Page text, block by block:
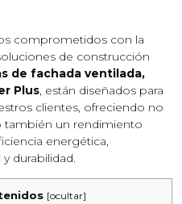
comprometidos con la
de construcción
de fachada ventilada,
Plus, están diseñados para
clientes, ofreciendo no
también un rendimiento
energética,
durabilidad.
[ocultar]